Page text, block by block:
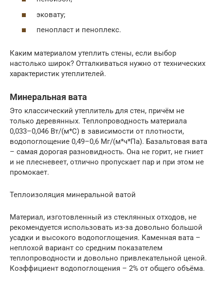
эковату;
пенопласт и пеноплекс.
Каким материалом утеплить стены, если выбор
настолько широк? Отталкиваться нужно от технических
характеристик утеплителей.
Минеральная вата
Это классический утеплитель для стен, причём не
только деревянных. Теплопроводность материала
0,033–0,046 Вт/(м*C) в зависимости от плотности,
водопоглощение 0,49–0,6 Мг/(м*ч*Па). Базальтовая вата
– самая дорогая разновидность. Она не горит, не гниет
и не плесневеет, отлично пропускает пар и при этом не
промокает.
Теплоизоляция минеральной ватой
Материал, изготовленный из стеклянных отходов, не
рекомендуется использовать из-за довольно большой
усадки и высокого водопоглощения. Каменная вата –
неплохой вариант со средним показателем
теплопроводности и довольно привлекательной ценой.
Коэффициент водопоглощения – 2% от общего объёма.